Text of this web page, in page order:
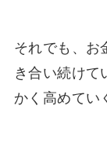
それでも、お
き合い続けて
かく高めてい